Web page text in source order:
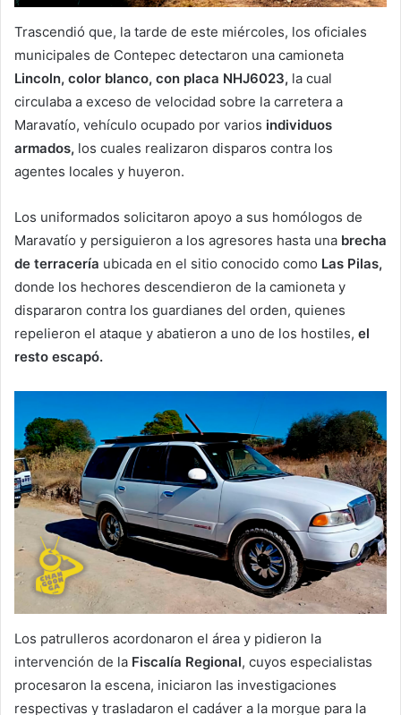
Trascendió que, la tarde de este miércoles, los oficiales
municipales de Contepec detectaron una camioneta
Lincoln, color blanco, con placa NHJ6023, la cual
circulaba a exceso de velocidad sobre la carretera a
Maravatío, vehículo ocupado por varios individuos
armados, los cuales realizaron disparos contra los
agentes locales y huyeron.
Los uniformados solicitaron apoyo a sus homólogos de
Maravatío y persiguieron a los agresores hasta una brecha
de terracería ubicada en el sitio conocido como Las Pilas,
donde los hechores descendieron de la camioneta y
dispararon contra los guardianes del orden, quienes
repelieron el ataque y abatieron a uno de los hostiles, el
resto escapó.
Los patrulleros acordonaron el área y pidieron la
intervención de la Fiscalía Regional, cuyos especialistas
procesaron la escena, iniciaron las investigaciones
respectivas y trasladaron el cadáver a la morgue para la